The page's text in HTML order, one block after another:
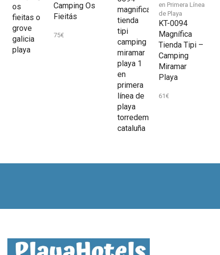
Camping Os
Fieitás
75€
en Primera Línea
de Playa
KT-0094
Magnífica
Tienda Tipi –
Camping
Miramar
Playa
61€